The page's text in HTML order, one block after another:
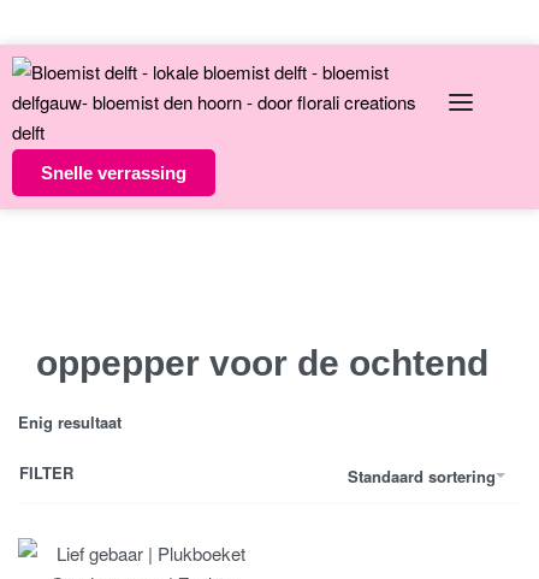
Snelle verrassing
oppepper voor de ochtend
Enig resultaat
Standaard sortering
FILTER